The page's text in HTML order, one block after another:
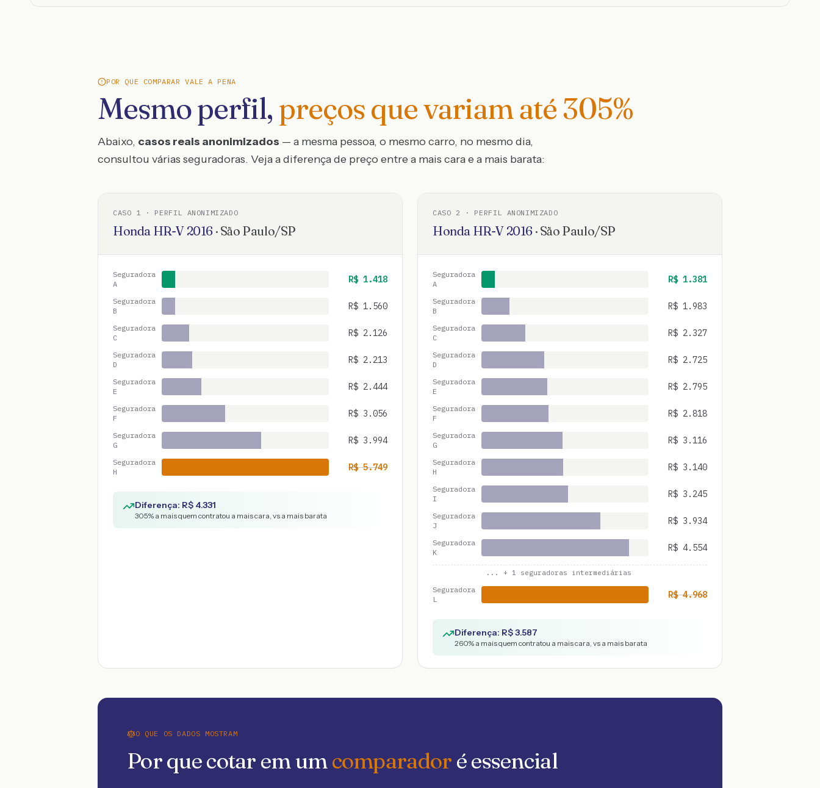
POR QUE COMPARAR VALE A PENA
Mesmo perfil, preços que variam até 305%
Abaixo, casos reais anonimizados — a mesma pessoa, o mesmo carro, no mesmo dia,
consultou várias seguradoras. Veja a diferença de preço entre a mais cara e a mais barata:
CASO 1 · PERFIL ANONIMIZADO
Honda HR-V 2016 · São Paulo/SP
Seguradora
A
R$ 1.418
Seguradora
B
R$ 1.560
Seguradora
C
R$ 2.126
Seguradora
D
R$ 2.213
Seguradora
E
R$ 2.444
Seguradora
F
R$ 3.056
Seguradora
G
R$ 3.994
Seguradora
H
R$5.749
Diferença: R$ 4.331
305% a mais quem contratou a mais cara, vs a mais barata
CASO 2 · PERFIL ANONIMIZADO
Honda HR-V 2016 · São Paulo/SP
Seguradora
A
R$ 1.381
Seguradora
B
R$ 1.983
Seguradora
C
R$ 2.327
Seguradora
D
R$ 2.725
Seguradora
E
R$ 2.795
Seguradora
F
R$ 2.818
Seguradora
G
R$ 3.116
Seguradora
H
R$ 3.140
Seguradora
I
R$ 3.245
Seguradora
J
R$ 3.934
Seguradora
K
R$ 4.554
... + 1 seguradoras intermediárias
Seguradora
L
R$4.968
Diferença: R$3.587
260% a mais quem contratou a mais cara, vs a mais barata
O QUE OS DADOS MOSTRAM
Por que cotar em umcomparador é essencial